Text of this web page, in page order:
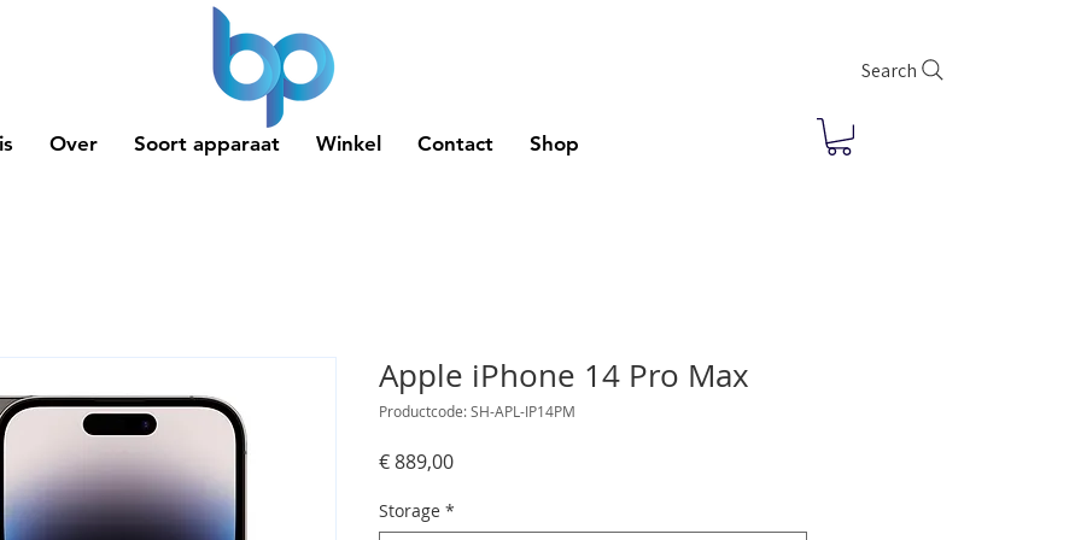
Over Soort apparaat Winkel Contact Shop
Search
Apple iPhone 14 Pro Max
Productcode: SH-APL-IP14PM
€ 889,00Prijs
Storage *